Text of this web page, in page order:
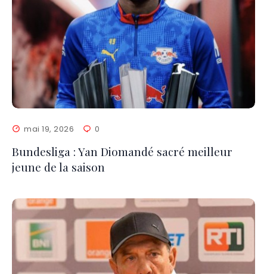
mai 19, 2026 0
Bundesliga : Yan Diomandé sacré meilleur
jeune de la saison